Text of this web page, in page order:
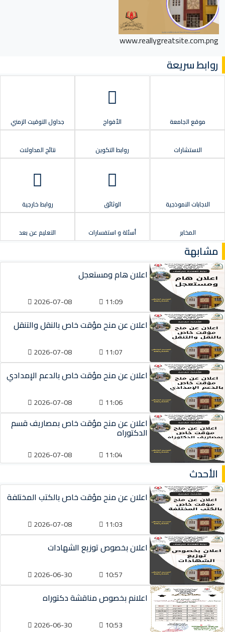
www.reallygreatsite.com.png
روابط سريعة
موقع الجامعة الأفواج جداول التوقيت الزمني
الاستشارات روابط التكوين نتائج المداولات
الاجابات النموذجية الوثائق روابط خارجية
المخابر أسئلة و استفسارات التعليم عن بعد
مشابهة
اعلان هام ومستعجل
11:09
2026-07-08
اعلان عن منح مؤقت خاص بالنقل والتنقل
11:07
2026-07-08
اعلان عن منح مؤقت خاص بالدعم الإمدادي
11:06
2026-07-08
اعلان عن منح مؤقت خاص بمصاريف قسم
الدكتوراه
11:04
2026-07-08
الأحدث
اعلان عن منح مؤقت خاص بالكتب المختلفة
11:03
2026-07-08
اعلان بخصوص توزيع الشهادات
10:57
2026-06-30
اعلانم بخصوص مناقشة دكتوراه
10:53
2026-06-30